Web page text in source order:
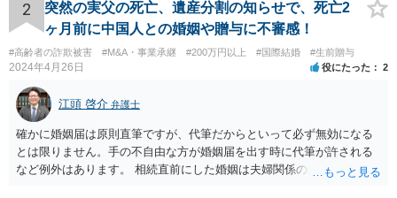
2
突然の実父の死亡、遺産分割の知らせで、死亡2
ヶ月前に中国人との婚姻や贈与に不審感！
#高齢者の詐欺被害 #M&A・事業承継 #200万円以上 #国際結婚 #生前贈与
2024年4月26日 役にたった 2
江頭 啓介 弁護士
確かに婚姻届は原則直筆ですが、代筆だからといって必ず無効になる
とは限りません。手の不自由な方が婚姻届を出す時に代筆が許される
など例外はあります。 相続直前にした婚姻は夫婦関係の形成を目的と